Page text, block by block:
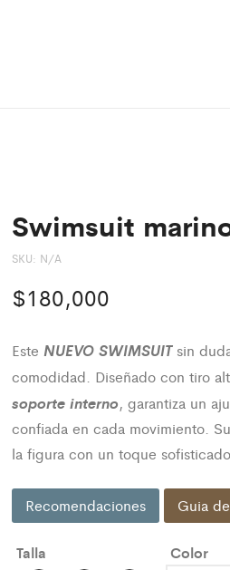
Swimsuit
SKU: N/A
$180,000
Este NUEVO SWIMSUITsin
comodidad. Diseñado con tiro
soporte interno, garantiza un
confiada en cada movimiento.
la figura con un toque
Recomendaciones Guia
Talla Color